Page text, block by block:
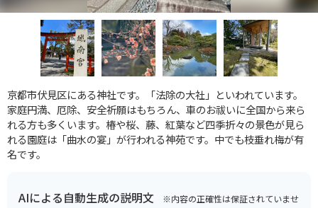
京都市伏見区にある神社です。「法除の大社」といわれています。
家庭円満、厄除、安全祈願はもちろん、車のお祓いに全国から来ら
れる方も多くいます。椿や桜、藤、紅葉など四季折々の景色が見ら
れる園庭は「曲水の宴」が行われる神苑です。中でも枝垂れ梅が有
名です。
AIによる自動生成の説明文 ※内容の正確性は保証されていませ